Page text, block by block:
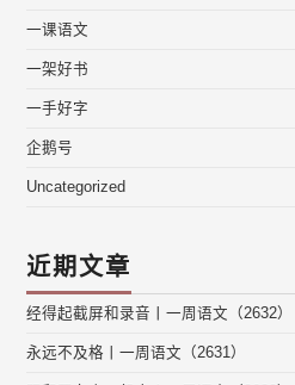
一课语文
一架好书
一手好字
企鹅号
Uncategorized
近期文章
经得起截屏和录音丨一周语文（2632）
永远不及格丨一周语文（2631）